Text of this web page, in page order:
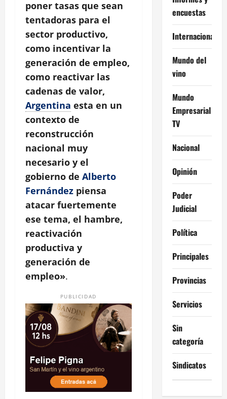
poner tasas que sean
tentadoras para el
sector productivo,
como incentivar la
generación de empleo,
como reactivar las
cadenas de valor,
Argentina esta en un
contexto de
reconstrucción
nacional muy
necesario y el
gobierno de Alberto
Fernández piensa
atacar fuertemente
ese tema, el hambre,
reactivación
productiva y
generación de
empleo».
PUBLICIDAD
encuestas
Internacional
Mundo del
vino
Mundo
Empresarial
TV
Nacional
Opinión
Poder
Judicial
Política
Principales
Provincias
Servicios
Sin
categoría
Sindicatos